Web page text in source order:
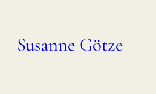
springen
Susanne Götze